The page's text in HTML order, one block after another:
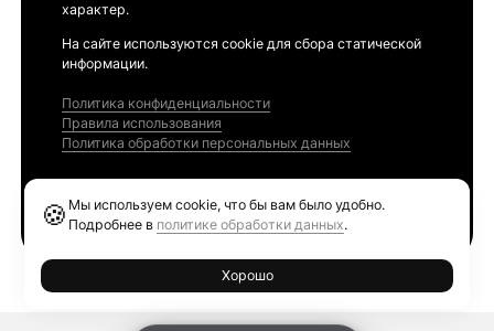
характер.
На сайте используются cookie для сбора статической
информации.
Политика конфиденциальности
Правила использования
Политика обработки персональных данных
🍪 Мы используем cookie, что бы вам было удобно.
Подробнее в политике обработки данных.
Хорошо
Ethereum GAS Tracker